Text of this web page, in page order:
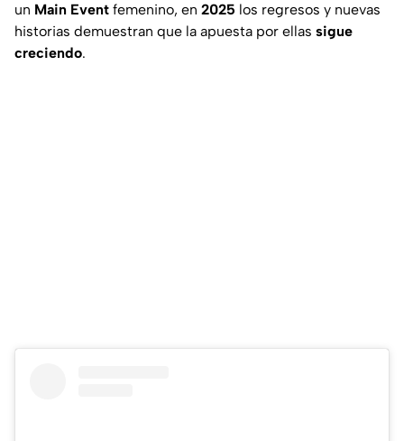
un Main Event femenino, en 2025 los regresos y nuevas
historias demuestran que la apuesta por ellas sigue
creciendo.